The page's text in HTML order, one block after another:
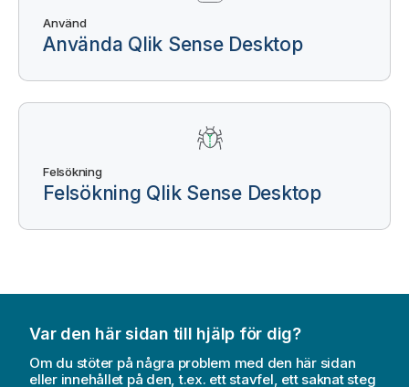
Använd
Använda Qlik Sense Desktop
Felsökning
Felsökning Qlik Sense Desktop
Var den här sidan till hjälp för dig?
Om du stöter på några problem med den här sidan
eller innehållet på den, t.ex. ett stavfel, ett saknat steg